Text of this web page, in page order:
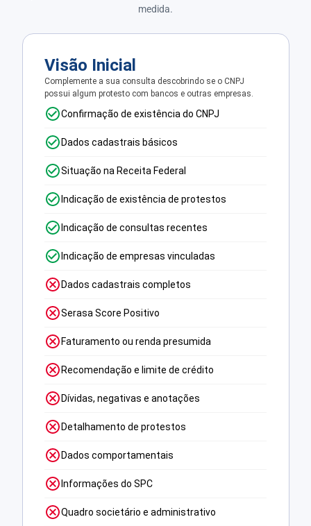
medida.
Visão Inicial
Complemente a sua consulta descobrindo se o CNPJ
possui algum protesto com bancos e outras empresas.
Confirmação de existência do CNPJ
Dados cadastrais básicos
Situação na Receita Federal
Indicação de existência de protestos
Indicação de consultas recentes
Indicação de empresas vinculadas
Dados cadastrais completos
Serasa Score Positivo
Faturamento ou renda presumida
Recomendação e limite de crédito
Dívidas, negativas e anotações
Detalhamento de protestos
Dados comportamentais
Informações do SPC
Quadro societário e administrativo